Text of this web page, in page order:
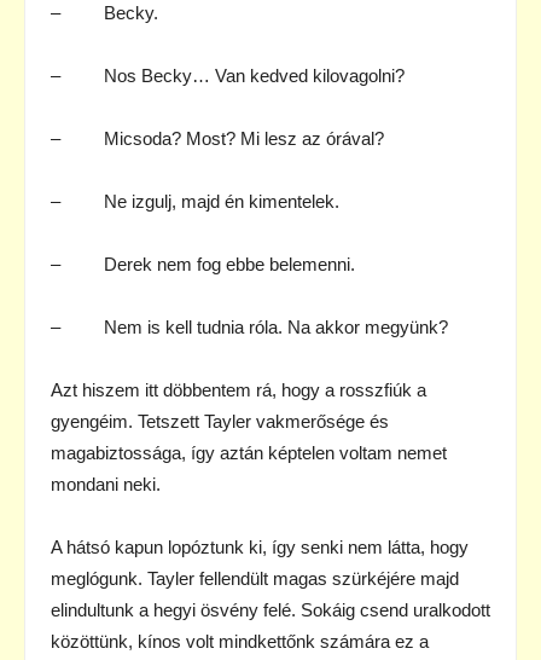
– Becky.
– Nos Becky… Van kedved kilovagolni?
– Micsoda? Most? Mi lesz az órával?
– Ne izgulj, majd én kimentelek.
– Derek nem fog ebbe belemenni.
– Nem is kell tudnia róla. Na akkor megyünk?
Azt hiszem itt döbbentem rá, hogy a rosszfiúk a
gyengéim. Tetszett Tayler vakmerősége és
magabiztossága, így aztán képtelen voltam nemet
mondani neki.
A hátsó kapun lopóztunk ki, így senki nem látta, hogy
meglógunk. Tayler fellendült magas szürkéjére majd
elindultunk a hegyi ösvény felé. Sokáig csend uralkodott
közöttünk, kínos volt mindkettőnk számára ez a